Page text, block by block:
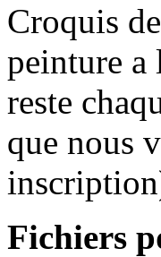
Croquis
peinture a
reste
que nous
Fichiers